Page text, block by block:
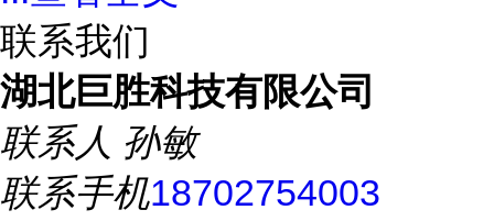
联系我们
湖北巨胜科技有限公司
联系人 孙敏
联系手机18702754003